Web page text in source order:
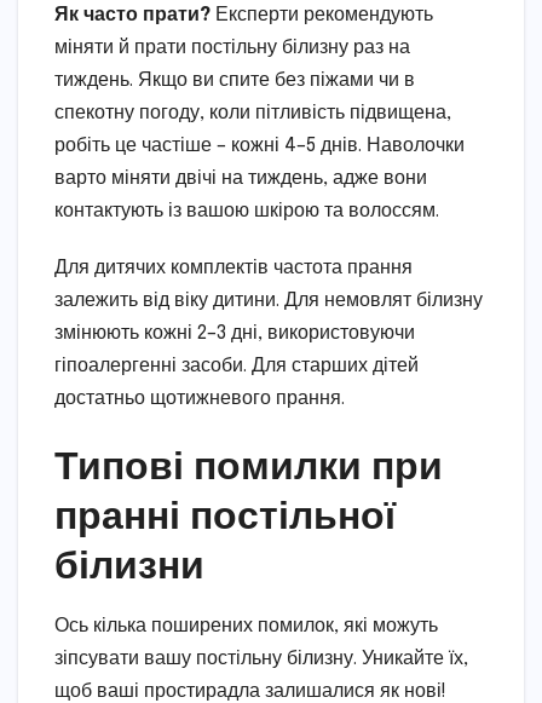
Як часто прати? Експерти рекомендують
міняти й прати постільну білизну раз на
тиждень. Якщо ви спите без піжами чи в
спекотну погоду, коли пітливість підвищена,
робіть це частіше – кожні 4–5 днів. Наволочки
варто міняти двічі на тиждень, адже вони
контактують із вашою шкірою та волоссям.
Для дитячих комплектів частота прання
залежить від віку дитини. Для немовлят білизну
змінюють кожні 2–3 дні, використовуючи
гіпоалергенні засоби. Для старших дітей
достатньо щотижневого прання.
Типові помилки при
пранні постільної
білизни
Ось кілька поширених помилок, які можуть
зіпсувати вашу постільну білизну. Уникайте їх,
щоб ваші простирадла залишалися як нові!